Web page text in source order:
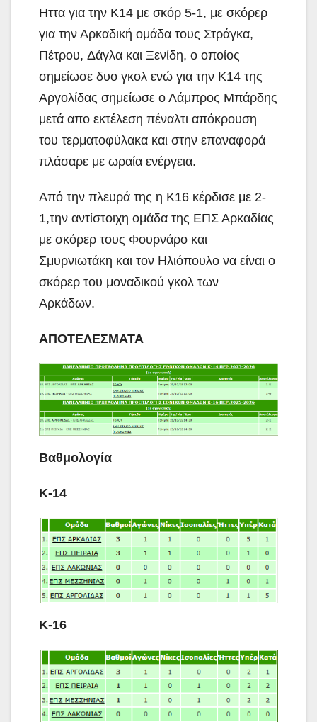
Ηττα για την Κ14 με σκόρ 5-1, με σκόρερ
για την Αρκαδική ομάδα τους Στράγκα,
Πέτρου, Δάγλα και Ξενίδη, ο οποίος
σημείωσε δυο γκολ ενώ για την Κ14 της
Αργολίδας σημείωσε ο Λάμπρος Μπάρδης
μετά απο εκτέλεση πέναλτι απόκρουση
του τερματοφύλακα και στην επαναφορά
πλάσαρε με ωραία ενέργεια.
Από την πλευρά της η Κ16 κέρδισε με 2-
1,την αντίστοιχη ομάδα της ΕΠΣ Αρκαδίας
με σκόρερ τους Φουρνάρο και
Σμυρνιωτάκη και τον Ηλιόπουλο να είναι ο
σκόρερ του μοναδικού γκολ των
Αρκάδων.
ΑΠΟΤΕΛΕΣΜΑΤΑ
Βαθμολογία
Κ-14
Κ-16